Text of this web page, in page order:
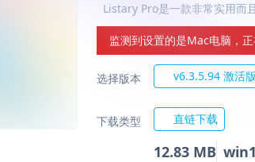
Listary Pro是一款非常实用而
监测到设置的是Mac电脑，
选择版本 v6.3.5.94 激活版
下载类型 直链下载
12.83 MB